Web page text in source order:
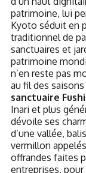
patrimoine, lui
Kyoto séduit en
traditionnel de
sanctuaires et
patrimoine
n’en reste pas
au fil des
sanctuaire
Inari et plus
dévoile ses
d’une vallée,
vermillon
offrandes faites
entreprises,